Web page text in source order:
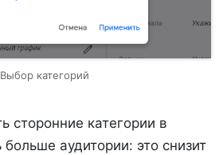
Выбор категорий
сторонние категории в
аудитории: это снизит